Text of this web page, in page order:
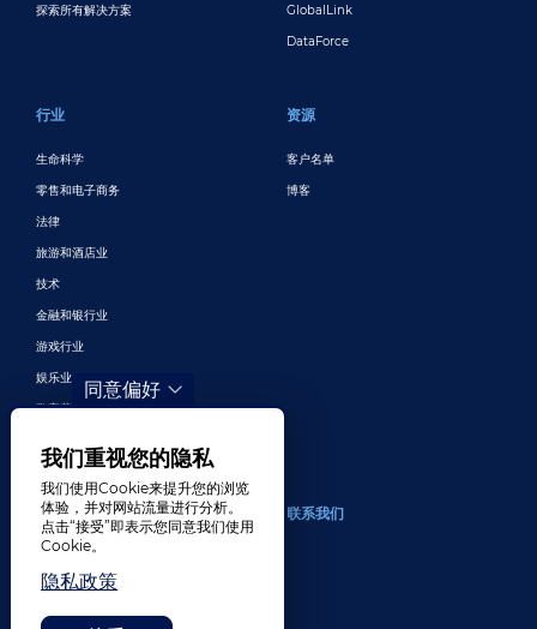
探索所有解决方案
GlobalLink
DataForce
行业
生命科学
零售和电子商务
法律
旅游和酒店业
技术
金融和银行业
游戏行业
娱乐业
数字营销与广告
资源
客户名单
博客
关于
招贤纳士
奖项
联系我们
同意偏好
我们重视您的隐私
我们使用Cookie来提升您的浏览
体验，并对网站流量进行分析。
点击“接受”即表示您同意我们使用
Cookie。
隐私政策